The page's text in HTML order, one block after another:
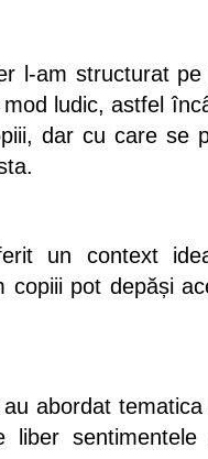
l-am structurat
ludic, astfel
dar cu care se
un context
copiii pot depăși
abordat
liber